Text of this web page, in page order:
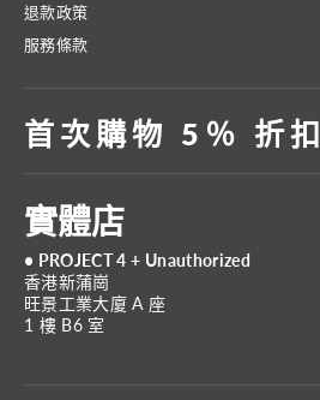
退款政策
服務條款
首次購物 5％ 折扣
實體店
• PROJECT 4 + Unauthorized
香港新蒲崗
旺景工業大廈 A 座
1 樓 B6 室